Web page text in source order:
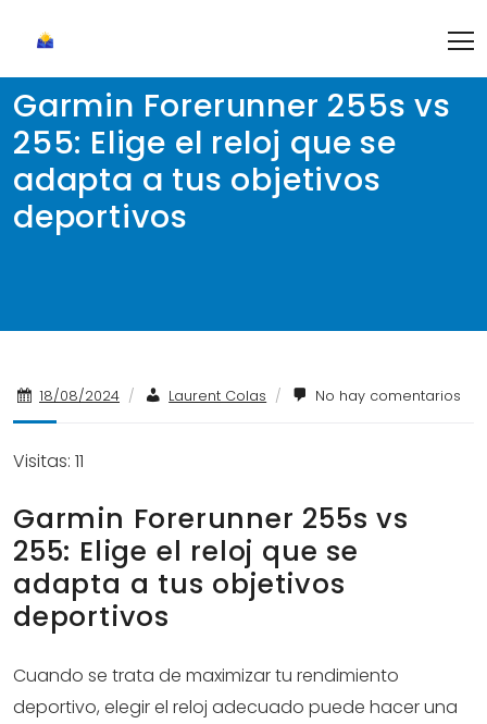
content
Garmin Forerunner 255s vs
255: Elige el reloj que se
adapta a tus objetivos
deportivos
18/08/2024 / Laurent Colas / No hay comentarios
Visitas: 11
Garmin Forerunner 255s vs
255: Elige el reloj que se
adapta a tus objetivos
deportivos
Cuando se trata de maximizar tu rendimiento
deportivo, elegir el reloj adecuado puede hacer una